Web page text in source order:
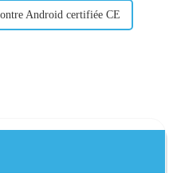
Android certifiée CE